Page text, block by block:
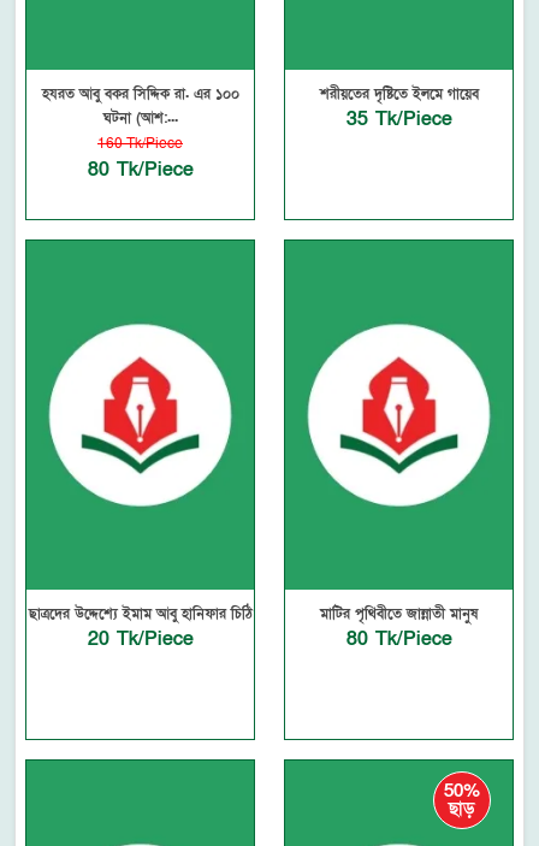
হযরত আবু বকর সিদ্দিক রা. এর ১০০
ঘটনা (আশ:...
160 Tk/Piece
80 Tk/Piece
শরীয়তের দৃষ্টিতে ইলমে গায়েব
35 Tk/Piece
ছাত্রদের উদ্দেশ্যে ইমাম আবু হানিফার চিঠি
20 Tk/Piece
মাটির পৃথিবীতে জান্নাতী মানুষ
80 Tk/Piece
50%
ছাড়